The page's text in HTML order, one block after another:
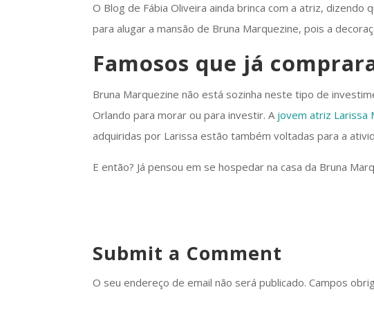
O Blog de Fábia Oliveira ainda brinca com a atriz,
para alugar a mansão de Bruna Marquezine, pois a
Famosos que já
Bruna Marquezine não está sozinha neste tipo de
Orlando para morar ou para investir. A jovem atriz Larissa
adquiridas por Larissa estão também voltadas para a
E então? Já pensou em se hospedar na casa da Bruna
Submit a Comment
O seu endereço de email não será publicado. Campos